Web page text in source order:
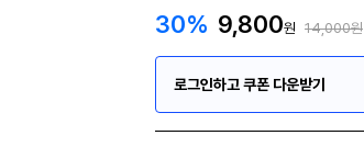
30% 9,800원 14,000원
로그인하고 쿠폰 다운받기